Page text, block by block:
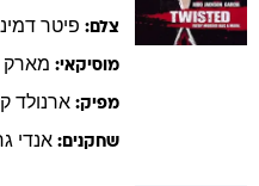
צלם: פיטר
מוסיקאי: מארק
מפיק: ארנולד
שחקנים: אנדי